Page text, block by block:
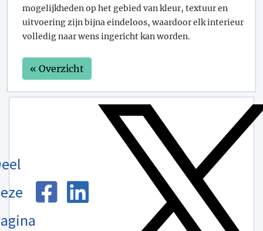
mogelijkheden op het gebied van kleur, textuur en
uitvoering zijn bijna eindeloos, waardoor elk interieur
volledig naar wens ingericht kan worden.
« Overzicht